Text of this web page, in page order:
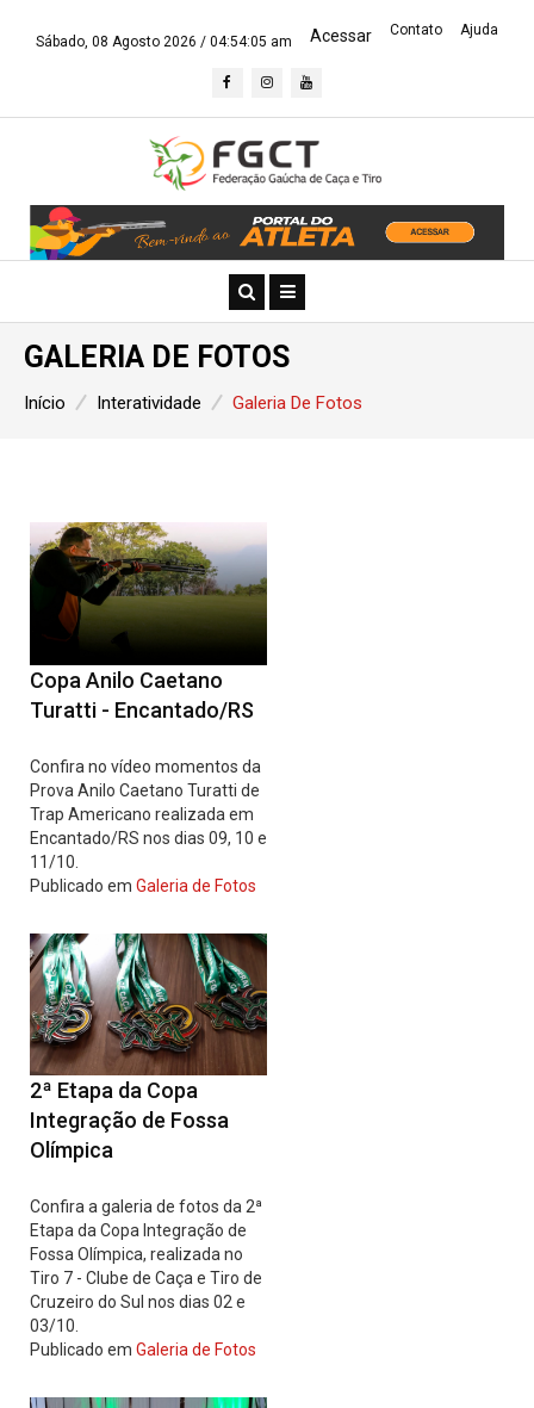
Sábado, 08 Agosto 2026 / 04:54:06 am Acessar Contato Ajuda
GALERIA DE FOTOS
Início Interatividade Galeria De Fotos
Copa Anilo Caetano
Turatti - Encantado/RS
Confira no vídeo momentos da
Prova Anilo Caetano Turatti de
Trap Americano realizada em
Encantado/RS nos dias 09, 10 e
11/10.
Publicado em Galeria de Fotos
2ª Etapa da Copa
Integração de Fossa
Olímpica
Confira a galeria de fotos da 2ª
Etapa da Copa Integração de
Fossa Olímpica, realizada no
Tiro 7 - Clube de Caça e Tiro de
Cruzeiro do Sul nos dias 02 e
03/10.
Publicado em Galeria de Fotos